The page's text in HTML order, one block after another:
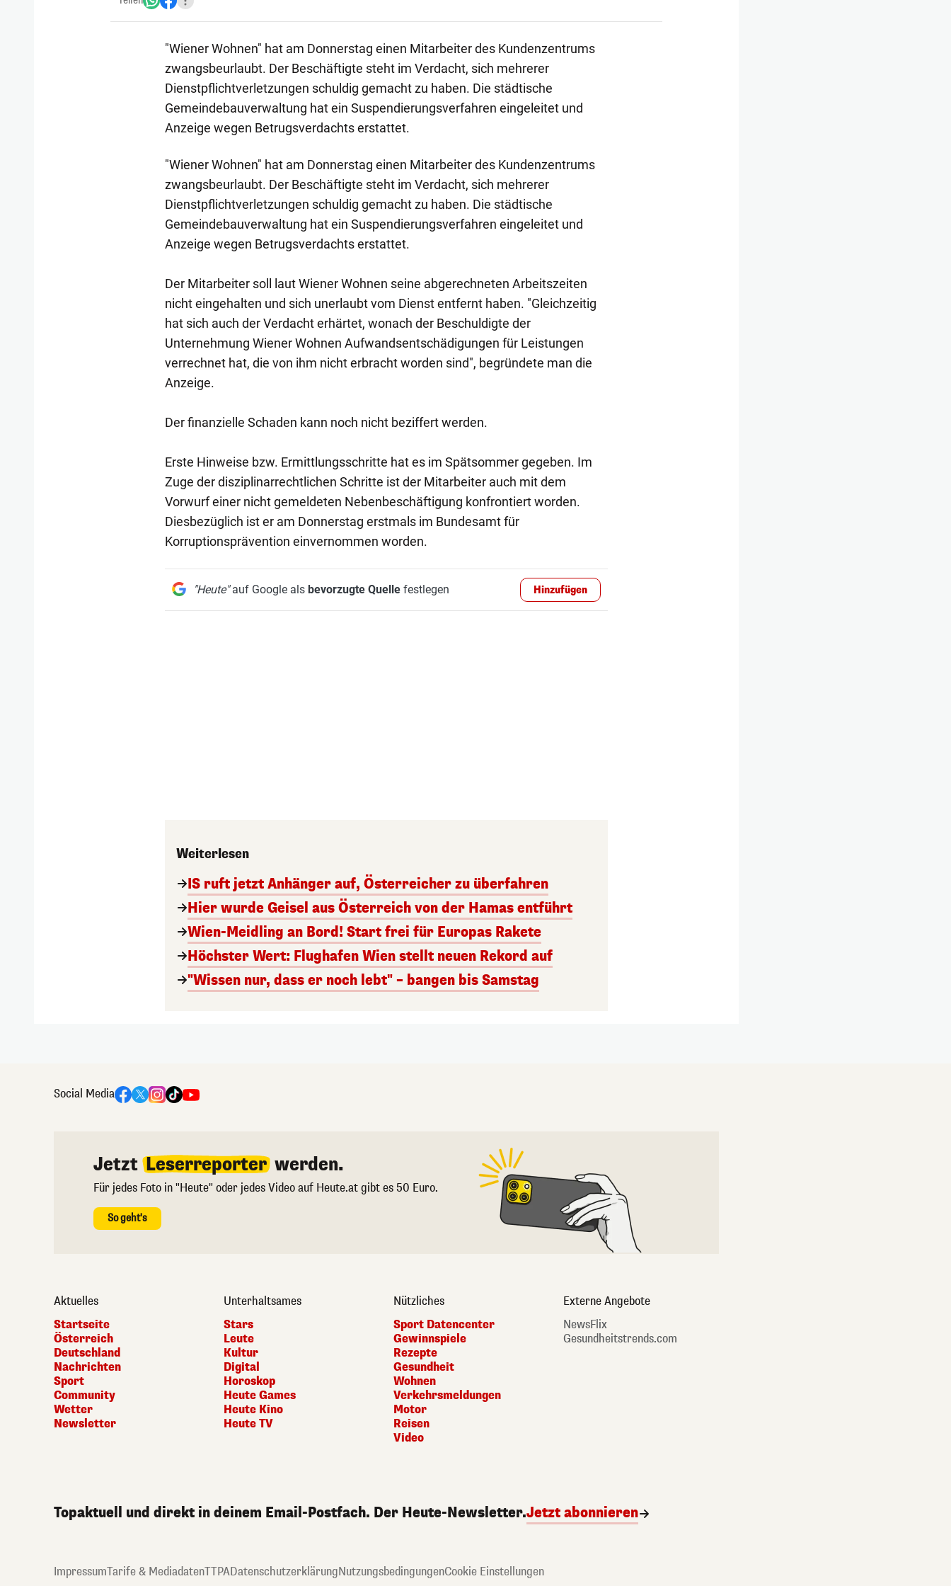
"Wiener Wohnen" hat am Donnerstag einen Mitarbeiter des Kundenzentrums
zwangsbeurlaubt. Der Beschäftigte steht im Verdacht, sich mehrerer
Dienstpflichtverletzungen schuldig gemacht zu haben. Die städtische
Gemeindebauverwaltung hat ein Suspendierungsverfahren eingeleitet und
Anzeige wegen Betrugsverdachts erstattet.
"Wiener Wohnen" hat am Donnerstag einen Mitarbeiter des Kundenzentrums
zwangsbeurlaubt. Der Beschäftigte steht im Verdacht, sich mehrerer
Dienstpflichtverletzungen schuldig gemacht zu haben. Die städtische
Gemeindebauverwaltung hat ein Suspendierungsverfahren eingeleitet und
Anzeige wegen Betrugsverdachts erstattet.
Der Mitarbeiter soll laut Wiener Wohnen seine abgerechneten Arbeitszeiten
nicht eingehalten und sich unerlaubt vom Dienst entfernt haben. "Gleichzeitig
hat sich auch der Verdacht erhärtet, wonach der Beschuldigte der
Unternehmung Wiener Wohnen Aufwandsentschädigungen für Leistungen
verrechnet hat, die von ihm nicht erbracht worden sind", begründete man die
Anzeige.
Der finanzielle Schaden kann noch nicht beziffert werden.
Erste Hinweise bzw. Ermittlungsschritte hat es im Spätsommer gegeben. Im
Zuge der disziplinarrechtlichen Schritte ist der Mitarbeiter auch mit dem
Vorwurf einer nicht gemeldeten Nebenbeschäftigung konfrontiert worden.
Diesbezüglich ist er am Donnerstag erstmals im Bundesamt für
Korruptionsprävention einvernommen worden.
"Heute"auf Google als bevorzugte Quellefestlegen Hinzufügen
Weiterlesen
IS ruft jetzt Anhänger auf, Österreicher zu überfahren
Hier wurde Geisel aus Österreich von der Hamas entführt
Wien-Meidling an Bord! Start frei für Europas Rakete
Höchster Wert: Flughafen Wien stellt neuen Rekord auf
"Wissen nur, dass er noch lebt" – bangen bis Samstag
Social Media
Jetzt Leserreporter werden.
Für jedes Foto in "Heute" oder jedes Video auf Heute.at gibt es 50 Euro.
So geht's
Aktuelles
Startseite
Österreich
Deutschland
Nachrichten
Sport
Community
Wetter
Newsletter
Unterhaltsames
Stars
Leute
Kultur
Digital
Horoskop
Heute Games
Heute Kino
Heute TV
Nützliches
Sport Datencenter
Gewinnspiele
Rezepte
Gesundheit
Wohnen
Verkehrsmeldungen
Motor
Reisen
Video
Externe Angebote
NewsFlix
Gesundheitstrends.com
Topaktuell und direkt in deinem Email-Postfach. Der Heute-Newsletter.Jetzt abonnieren
ImpressumTarife & MediadatenTTPADatenschutzerklärungNutzungsbedingungenCookie Einstellungen